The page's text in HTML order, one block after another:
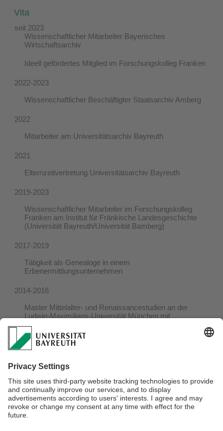
Vita
seit 2023
Wissenschaftlicher Mitarbeiter Bayerisches
Wirtschaftsarchiv
Ideell gefördertes Mitglied im Forschungskolleg Franken
2022-2023
Wissenschaftlicher Beschäftigter Staatsarchiv Amberg
2022
Mitarbeiter am Universitätsarchiv Bayreuth
2021
Elternzeitvertretung Universitätsarchiv Bayreuth
2019-2023
Wissenschaftlicher Mitarbeiter im Forschungskolleg
Franken am Institut für Fränkische Landesgeschichte
(Universität Bayreuth/Universität Bamberg)
2017-2019
Tätigkeit als Genealoge in einem
Erbenermittlungsunternehmen
2014-2016
Master Mittelalter- und Renaissancestudien an der
Ludwig-Maximilians-Universität München mit
Schwerpunkt Mittelalterliche Geschichte und Historische
Grundwissenschaften
2011-2014
Bachelorstudium der Geschichts- und
Politikwissenschaften an der Eberhard-Karls-Universität
Tübingen